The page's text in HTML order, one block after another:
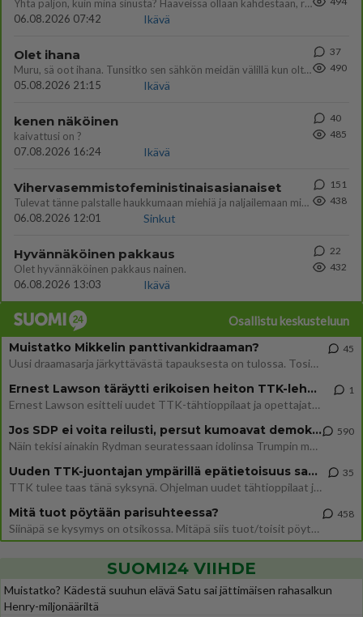
Yhtä paljon, kuin minä sinusta? Haaveissa ollaan kahdestaan, rauhassa ja lähennytään fyysisesti ja tutustutaan syvemmin
06.08.2026 07:42
Ikävä
Olet ihana
Muru, sä oot ihana. Tunsitko sen sähkön meidän välillä kun oltiin ihan låhekkäin? 👩‍❤️‍👩❤️😼😘
05.08.2026 21:15
Ikävä
37
490
kenen näköinen
kaivattusi on ?
07.08.2026 16:24
Ikävä
40
485
Vihervasemmistofeministinaisasianaiset
Tulevat tänne palstalle haukkumaan miehiä ja naljailemaan miehelle, kehuvat olevansa heitä parempia. Itse asuvat MIEHE
06.08.2026 12:01
Sinkut
151
438
Hyvännäköinen pakkaus
Olet hyvännäköinen pakkaus nainen.
06.08.2026 13:03
Ikävä
22
432
Osallistu keskusteluun
Muistatko Mikkelin panttivankidraaman?
Uusi draamasarja järkyttävästä tapauksesta on tulossa. Tositapahtumiin perustuva sarja ammentaa vuoden 1986 Mikkelin pan
45
Ernest Lawson täräytti erikoisen heiton TTK-lehdistötilaisuudessa: " Onko tässä tarkoituksena...?"
Ernest Lawson esitteli uudet TTK-tähtioppilaat ja opettajat torstaina 6.8. lehdistölle. Tulevalla kaudella on yksi hausk
1
Jos SDP ei voita reilusti, persut kumoavat demokratian Suomesta
Näin tekisi ainakin Rydman seuratessaan idolinsa Trumpin mallia https://www.is.fi/politiikka/art-2000012187244.html
590
Uuden TTK-juontajan ympärillä epätietoisuus sakenee - Nyt MTV hämmentää soppaa
TTK tulee taas tänä syksynä. Ohjelman uudet tähtioppilaat julkistetaan torstaina 6. elokuuta klo 14 alkavassa lehdistö
35
Mitä tuot pöytään parisuhteessa?
Siinäpä se kysymys on otsikossa. Mitäpä siis tuot/toisit pöytään parisuhteessa? Oletko mies vai nainen? Koetko sen mitä
458
SUOMI24 VIIHDE
Muistatko? Kädestä suuhun elävä Satu sai jättimäisen rahasalkun
Henry-miljonääriltä